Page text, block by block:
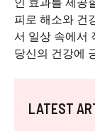
피로 해소와 건
서 일상 속에서
당신의 건강에
LATEST